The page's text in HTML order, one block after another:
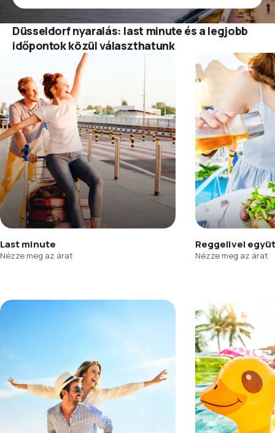
Düsseldorf nyaralás: last minute és a legjobb
időpontok közül választhatunk
Last minute
Nézze meg az árat
Reggelivel
Nézze meg az árat